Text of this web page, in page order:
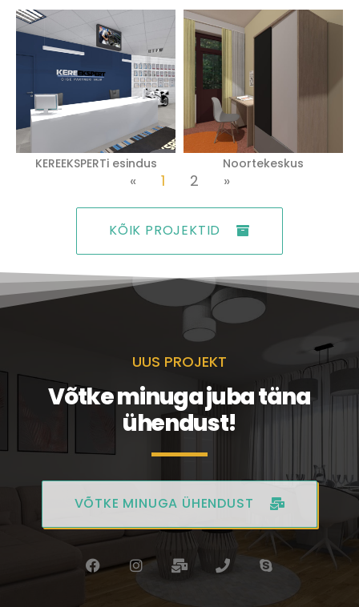
KEREEKSPERTi esindus Noortekeskus
« 1 2 »
KÕIK PROJEKTID
UUS PROJEKT
Võtke minuga juba täna
ühendust!
VÕTKE MINUGA ÜHENDUST